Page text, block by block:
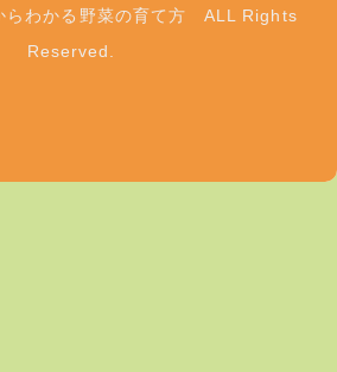
わかる野菜の育て方 ALL Rights
Reserved.